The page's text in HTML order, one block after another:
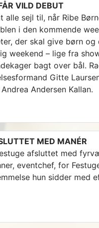
VILD DEBUT
sejl til, når Ribe
i den kommende
der skal give børn og
weekend – lige fra
bagt over bål.
Gitte
Andersen Kallan.
MED MANÉR
afsluttet med
eventchef, for
hun sidder med